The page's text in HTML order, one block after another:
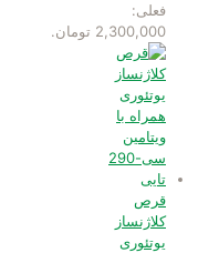
فعلی:
2,300,000 تومان.
قرص
کلاژنساز
یوتئوری